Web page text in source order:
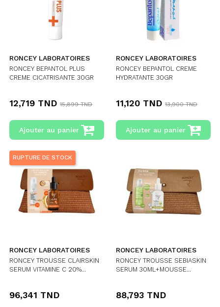
RONCEY LABORATOIRES
RONCEY BEPANTOL PLUS
CREME CICATRISANTE 30GR
12,719 TND 15,899 TND
Ajouter au panier
RONCEY LABORATOIRES
RONCEY BEPANTOL CREME
HYDRATANTE 30GR
11,120 TND 13,900 TND
Ajouter au panier
RUPTURE DE STOCK
RONCEY LABORATOIRES
RONCEY TROUSSE CLAIRSKIN
SERUM VITAMINE C 20%...
96,341 TND
RONCEY LABORATOIRES
RONCEY TROUSSE SEBIASKIN
SERUM 30ML+MOUSSE...
88,793 TND